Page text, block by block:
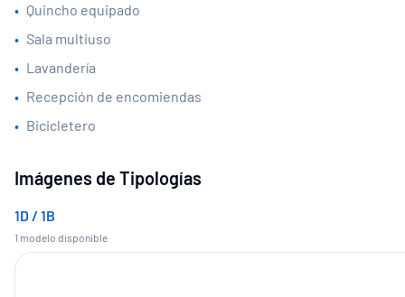
• Quincho equipado
• Sala multiuso
• Lavandería
• Recepción de encomiendas
• Bicicletero
Imágenes de Tipologías
1D / 1B
1 modelo disponible